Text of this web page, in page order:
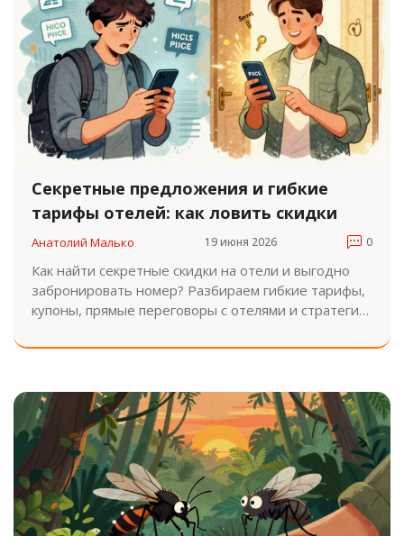
Секретные предложения и гибкие
тарифы отелей: как ловить скидки
Анатолий Малько 19 июня 2026 0
Как найти секретные скидки на отели и выгодно
забронировать номер? Разбираем гибкие тарифы,
купоны, прямые переговоры с отелями и стратегии
году.